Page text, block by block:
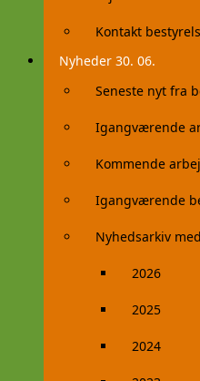
Kontakt
Nyheder 30. 06.
Seneste nyt fra
Igangværende
Kommende
Igangværende
Nyhedsarkiv
2026
2025
2024